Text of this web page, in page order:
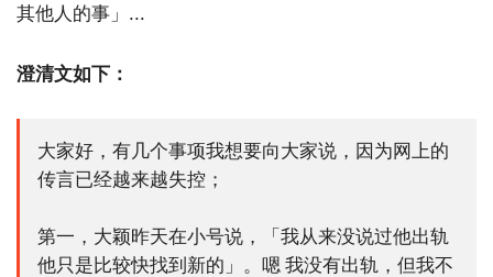
其他人的事」...
澄清文如下：
大家好，有几个事项我想要向大家说，因为网上的
传言已经越来越失控；
第一，大颖昨天在小号说，「我从来没说过他出轨
他只是比较快找到新的」。嗯 我没有出轨，但我不